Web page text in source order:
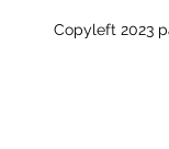
Copyleft 2023